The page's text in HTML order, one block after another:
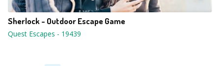
Sherlock - Outdoor Escape Game
Quest Escapes - 19439